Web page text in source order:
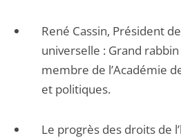
René Cassin, Président
universelle : Grand
membre de l’Académie
et politiques.
Le progrès des droits de